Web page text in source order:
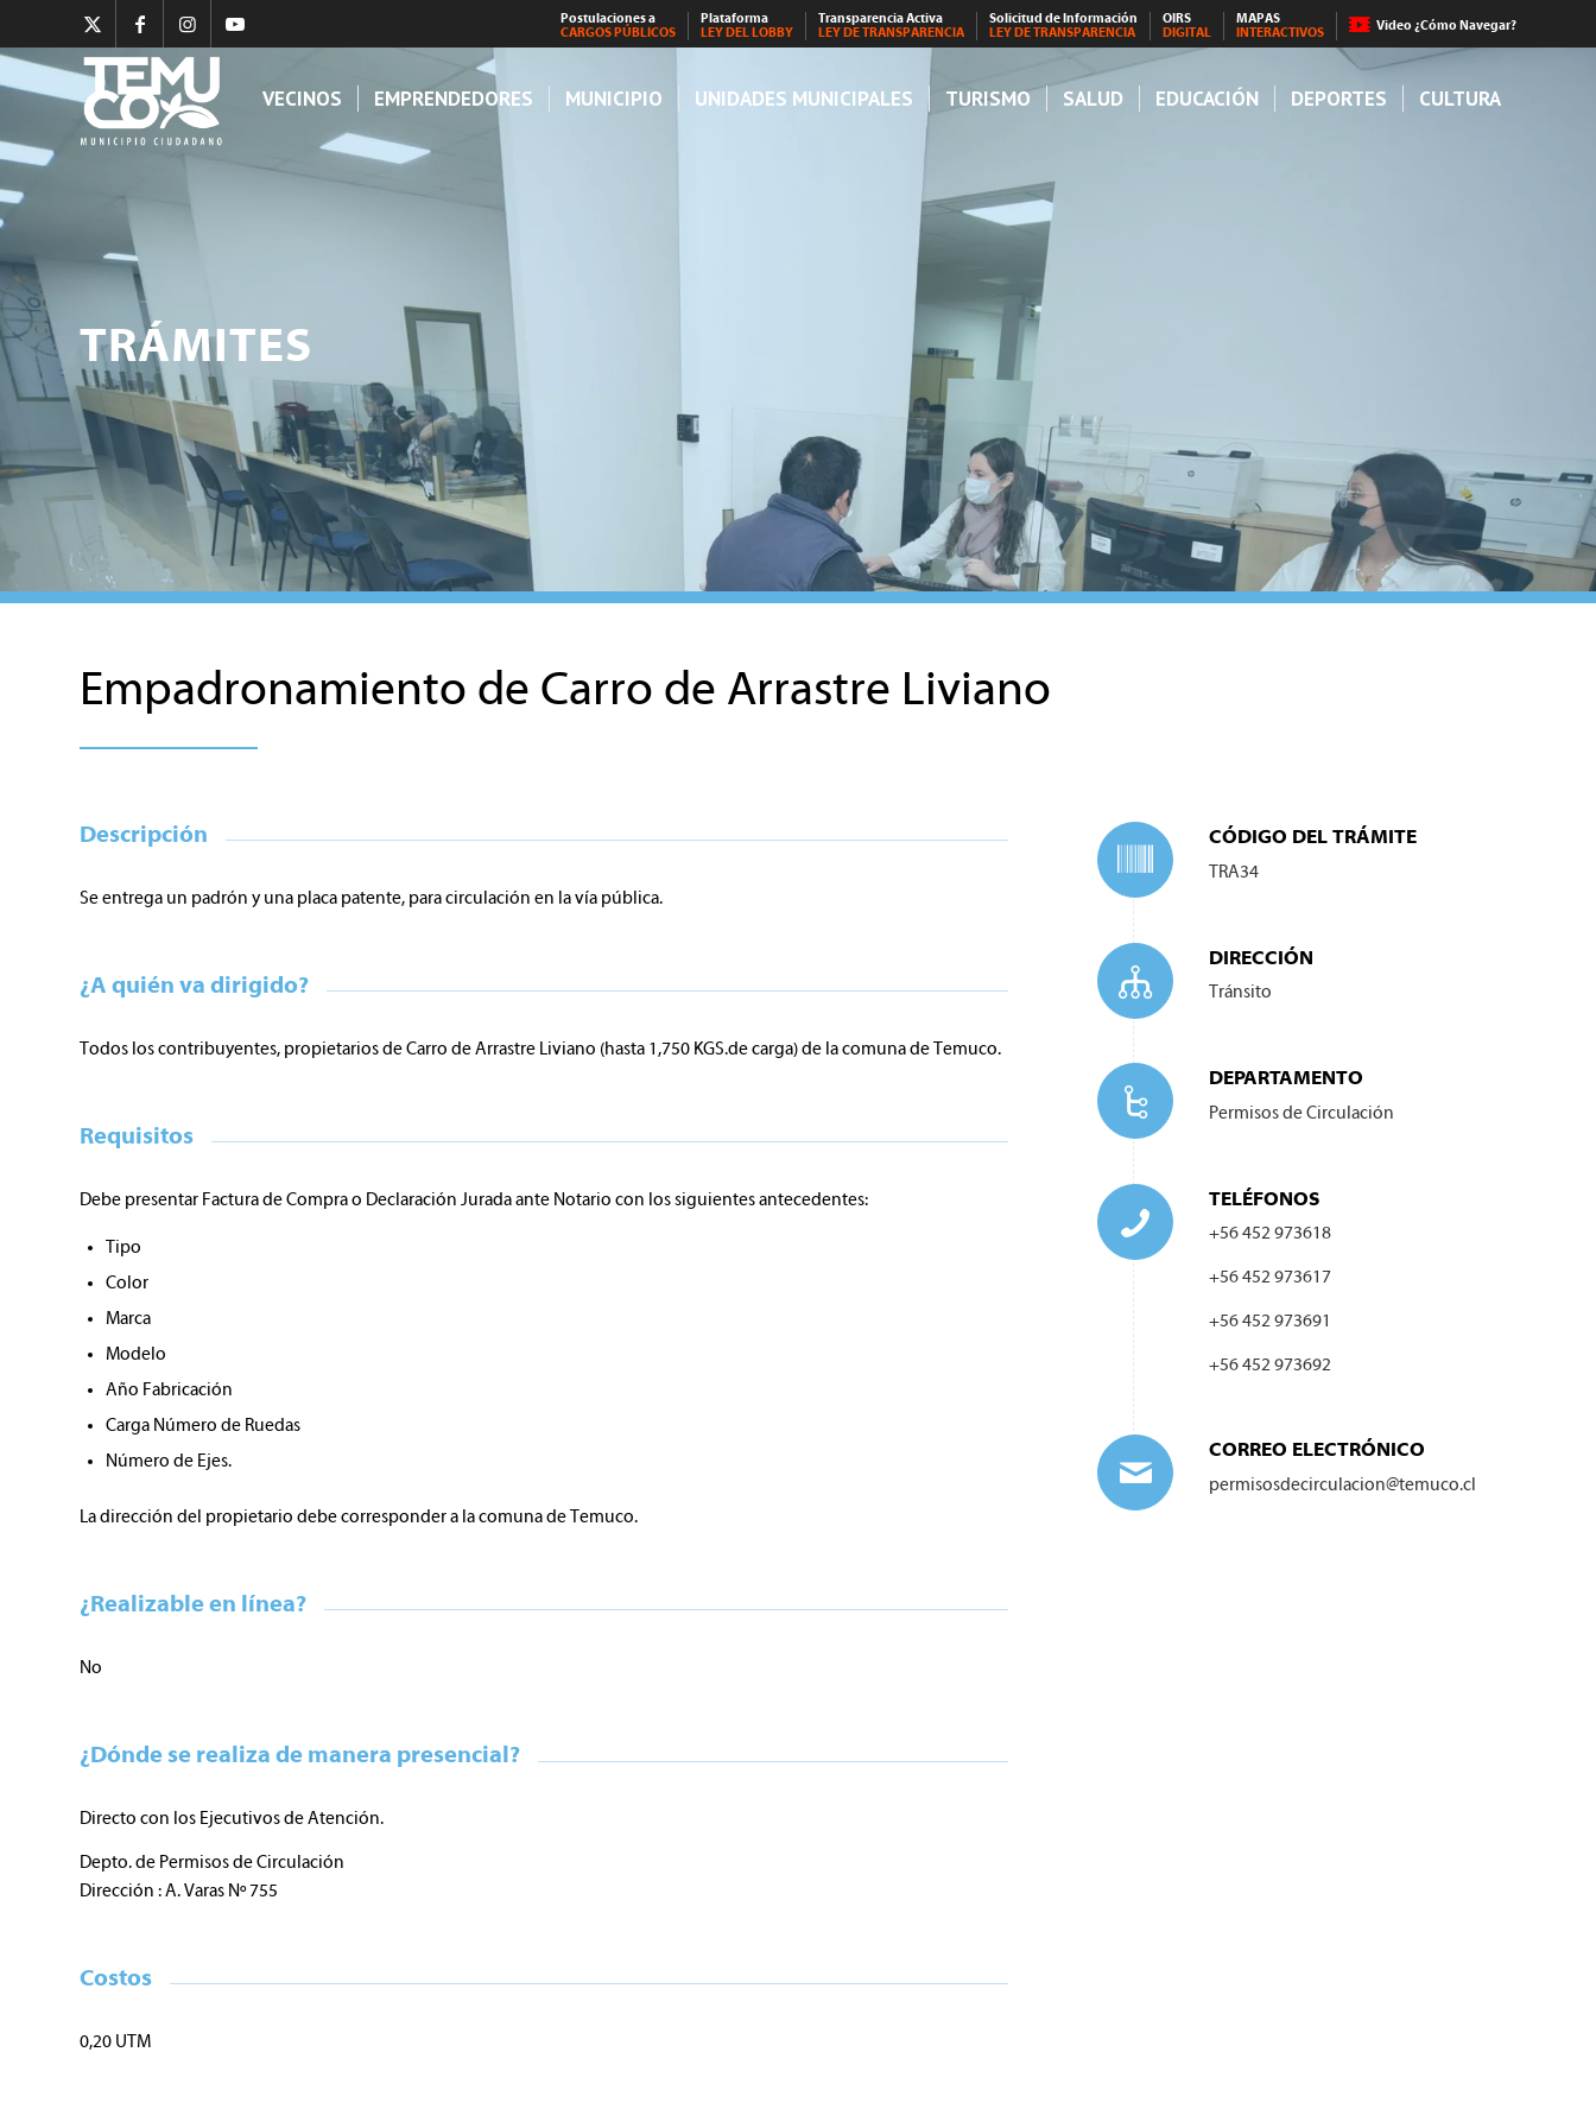
Postulaciones a
CARGOS PÚBLICOS
Plataforma
LEY DEL LOBBY
Transparencia Activa
LEY DE TRANSPARENCIA
Solicitud de Información
LEY DE TRANSPARENCIA
OIRS
DIGITAL
MAPAS
INTERACTIVOS
Video ¿Cómo Navegar?
VECINOS EMPRENDEDORES MUNICIPIO UNIDADES MUNICIPALES TURISMO SALUD EDUCACIÓN DEPORTES CULTURA
TRÁMITES
Empadronamiento de Carro de Arrastre Liviano
Descripción
Se entrega un padrón y una placa patente, para circulación en la vía pública.
¿A quién va dirigido?
Todos los contribuyentes, propietarios de Carro de Arrastre Liviano (hasta 1,750 KGS.de carga) de la comuna de Temuco.
Requisitos
Debe presentar Factura de Compra o Declaración Jurada ante Notario con los siguientes antecedentes:
Tipo
Color
Marca
Modelo
Año Fabricación
Carga Número de Ruedas
Número de Ejes.
La dirección del propietario debe corresponder a la comuna de Temuco.
¿Realizable en línea?
No
¿Dónde se realiza de manera presencial?
Directo con los Ejecutivos de Atención.
Depto. de Permisos de Circulación
Dirección : A. Varas Nº 755
Costos
0,20 UTM
CÓDIGO DEL TRÁMITE
TRA34
DIRECCIÓN
Tránsito
DEPARTAMENTO
Permisos de Circulación
TELÉFONOS
+56 452 973618
+56 452 973617
+56 452 973691
+56 452 973692
CORREO ELECTRÓNICO
permisosdecirculacion@temuco.cl